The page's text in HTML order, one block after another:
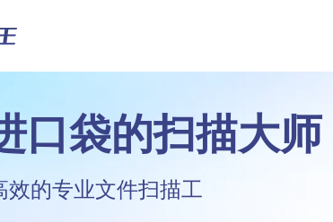
口袋的扫描大师
效的专业文件扫描工